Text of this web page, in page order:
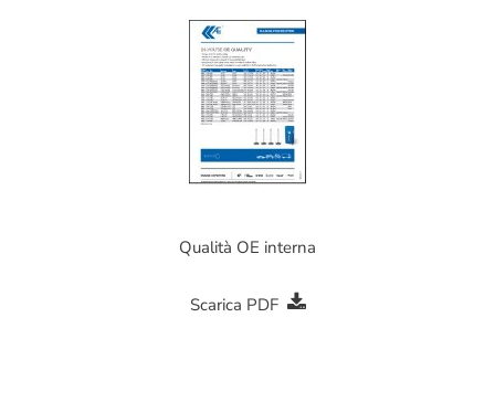
Qualità OE interna
Scarica PDF